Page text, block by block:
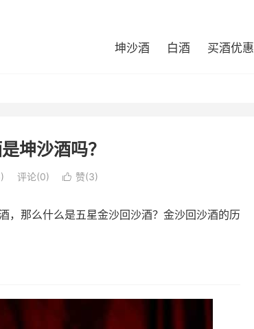
坤沙酒 白酒 买酒优惠
坤沙酒吗？
评论(0)  赞(3)
，那么什么是五星金沙回沙酒？金沙回沙酒的历